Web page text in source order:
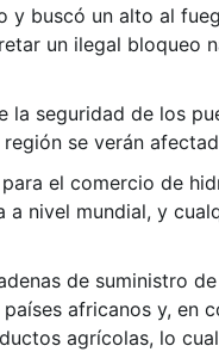
buscó un alto al
un ilegal bloqueo
seguridad de los
se verán
el comercio de
nivel mundial, y
de suministro
africanos y, en
agrícolas, lo